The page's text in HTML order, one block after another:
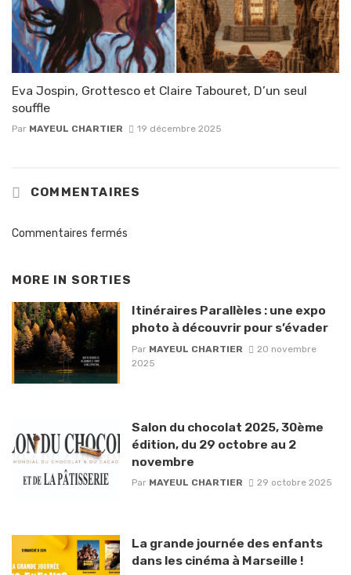
Eva Jospin, Grottesco et Claire Tabouret, D’un seul
souffle
Par MAYEUL CHARTIER 19 décembre 2025
COMMENTAIRES
Commentaires fermés
MORE IN SORTIES
Itinéraires Parallèles : une expo
photo à découvrir pour s’évader
Par MAYEUL CHARTIER
20 novembre
2025
Salon du chocolat 2025, 30ème
édition, du 29 octobre au 2
novembre
Par MAYEUL CHARTIER 29 octobre 2025
La grande journée des enfants
dans les cinéma à Marseille !